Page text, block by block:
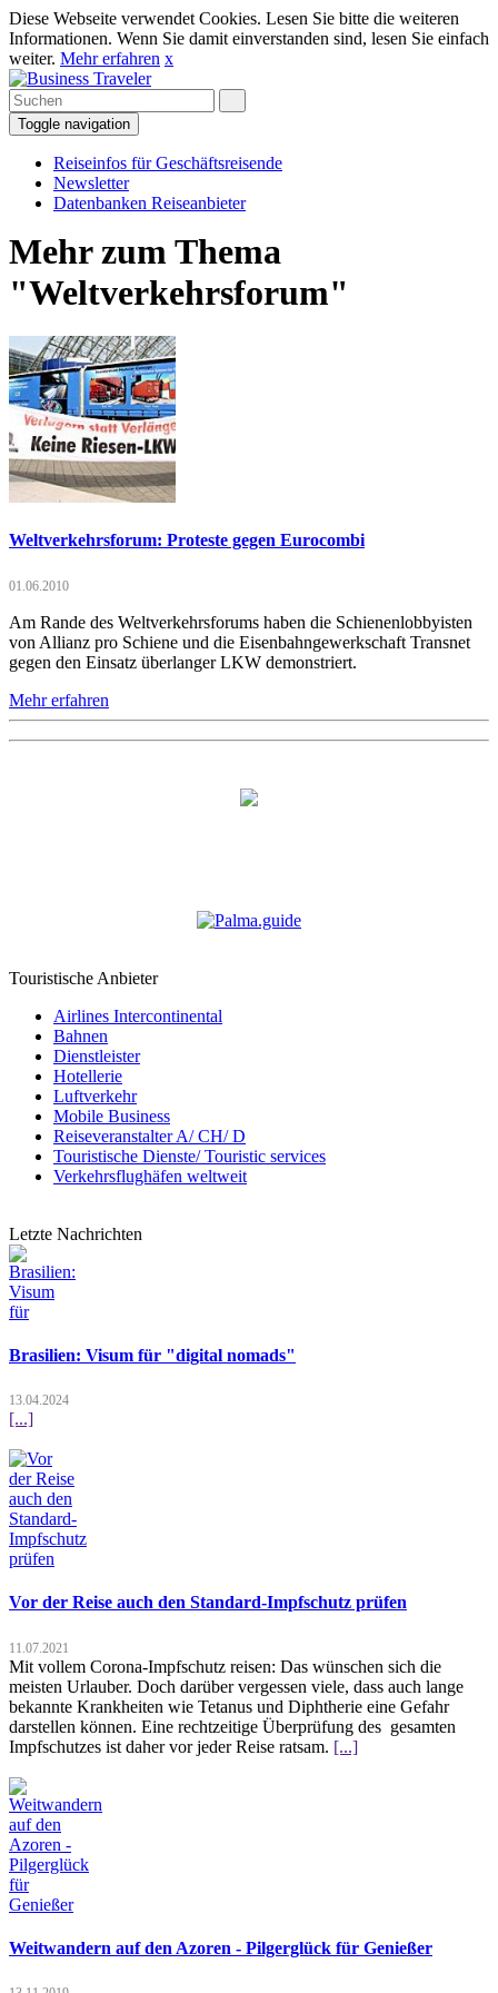
Diese Webseite verwendet Cookies. Lesen Sie bitte die weiteren
Informationen. Wenn Sie damit einverstanden sind, lesen Sie einfach
weiter. Mehr erfahren x
Toggle navigation
Reiseinfos für Geschäftsreisende
Newsletter
Datenbanken Reiseanbieter
Mehr zum Thema
"Weltverkehrsforum"
Weltverkehrsforum: Proteste gegen Eurocombi
01.06.2010
Am Rande des Weltverkehrsforums haben die Schienenlobbyisten
von Allianz pro Schiene und die Eisenbahngewerkschaft Transnet
gegen den Einsatz überlanger LKW demonstriert.
Mehr erfahren
Touristische Anbieter
Airlines Intercontinental
Bahnen
Dienstleister
Hotellerie
Luftverkehr
Mobile Business
Reiseveranstalter A/ CH/ D
Touristische Dienste/ Touristic services
Verkehrsflughäfen weltweit
Letzte Nachrichten
Brasilien: Visum für "digital nomads"
13.04.2024
[...]
Vor der Reise auch den Standard-Impfschutz prüfen
11.07.2021
Mit vollem Corona-Impfschutz reisen: Das wünschen sich die
meisten Urlauber. Doch darüber vergessen viele, dass auch lange
bekannte Krankheiten wie Tetanus und Diphtherie eine Gefahr
darstellen können. Eine rechtzeitige Überprüfung des gesamten
Impfschutzes ist daher vor jeder Reise ratsam. [...]
Weitwandern auf den Azoren - Pilgerglück für Genießer